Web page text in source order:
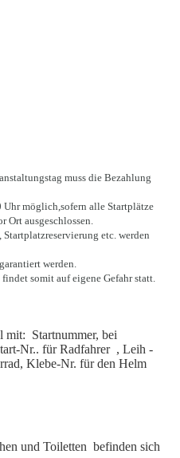
muss die Bezahlung
möglich,sofern alle Startplätze
Ort ausgeschlossen.
etc. werden
werden.
somit auf eigene Gefahr statt.
mit: Startnummer, bei
Nr.. für Radfahrer , Leih -
Klebe-Nr. für den Helm
und Toiletten befinden sich